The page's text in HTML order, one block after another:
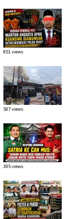
851 views
507 views
305 views